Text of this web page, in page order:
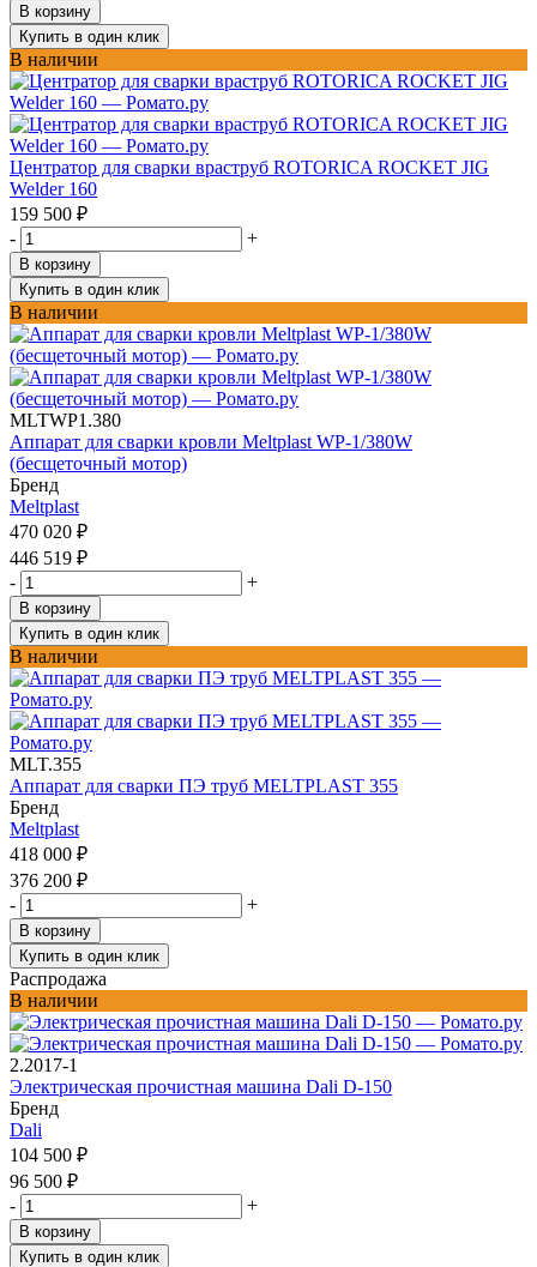
В корзину
Купить в один клик
В наличии
Центратор для сварки враструб ROTORICA ROCKET JIG
Welder 160
159 500 ₽
-
+
В корзину
Купить в один клик
В наличии
MLTWP1.380
Аппарат для сварки кровли Meltplast WP-1/380W
(бесщеточный мотор)
Бренд
Meltplast
470 020 ₽
446 519 ₽
-
+
В корзину
Купить в один клик
В наличии
MLT.355
Аппарат для сварки ПЭ труб MELTPLAST 355
Бренд
Meltplast
418 000 ₽
376 200 ₽
-
+
В корзину
Купить в один клик
Распродажа
В наличии
2.2017-1
Электрическая прочистная машина Dali D-150
Бренд
Dali
104 500 ₽
96 500 ₽
-
+
В корзину
Купить в один клик